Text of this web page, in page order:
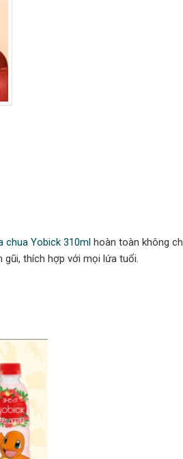
chua Yobick 310ml hoàn toàn không
thích hợp với mọi lứa tuổi.